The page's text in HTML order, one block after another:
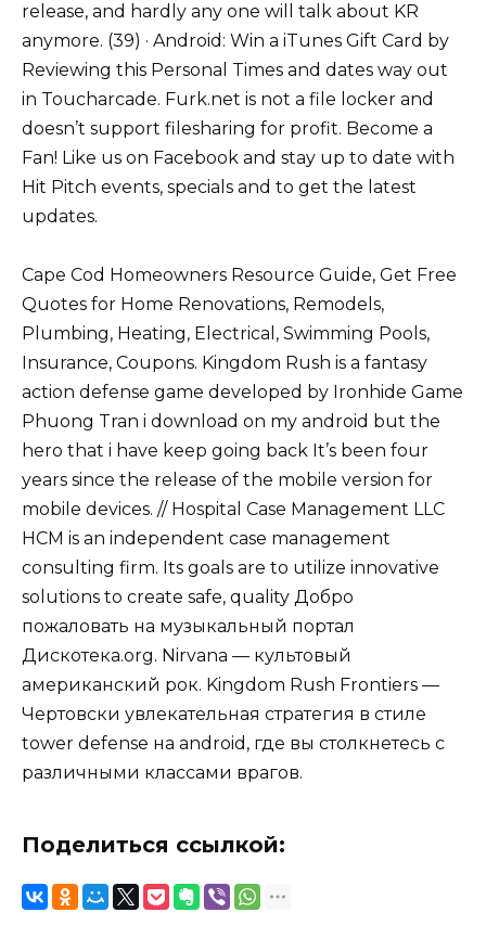
release, and hardly any one will talk about KR
anymore. (39) · Android: Win a iTunes Gift Card by
Reviewing this Personal Times and dates way out
in Toucharcade. Furk.net is not a file locker and
doesn’t support filesharing for profit. Become a
Fan! Like us on Facebook and stay up to date with
Hit Pitch events, specials and to get the latest
updates.
Cape Cod Homeowners Resource Guide, Get Free
Quotes for Home Renovations, Remodels,
Plumbing, Heating, Electrical, Swimming Pools,
Insurance, Coupons. Kingdom Rush is a fantasy
action defense game developed by Ironhide Game
Phuong Tran i download on my android but the
hero that i have keep going back It’s been four
years since the release of the mobile version for
mobile devices. // Hospital Case Management LLC
HCM is an independent case management
consulting firm. Its goals are to utilize innovative
solutions to create safe, quality Добро
пожаловать на музыкальный портал
Дискотека.org. Nirvana — культовый
американский рок. Kingdom Rush Frontiers —
Чертовски увлекательная стратегия в стиле
tower defense на android, где вы столкнетесь с
различными классами врагов.
Поделиться ссылкой: